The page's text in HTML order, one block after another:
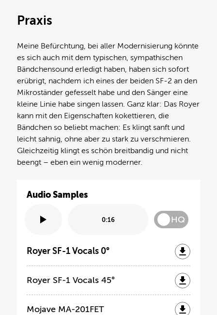
Praxis
Meine Befürchtung, bei aller Modernisierung könnte
es sich auch mit dem typischen, sympathischen
Bändchensound erledigt haben, haben sich sofort
erübrigt, nachdem ich eines der beiden SF-2 an den
Mikroständer gefesselt habe und den Sänger eine
kleine Linie habe singen lassen. Ganz klar: Das Royer
kann mit den Eigenschaften kokettieren, die
Bändchen so beliebt machen: Es klingt sanft und
leicht sahnig, ohne aber zu stark zu verschmieren.
Gleichzeitig klingt es schön breitbandig und nicht
beengt – eben ein wenig moderner.
Audio Samples
0:16 HQ
Royer SF-1 Vocals 0°
Royer SF-1 Vocals 45°
Mojave MA-201FET